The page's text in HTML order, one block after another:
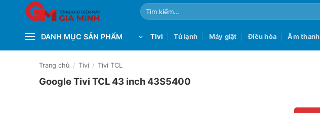
Tìm
kiếm:
DANH MỤC SẢN PHẨM Tivi Tủ lạnh Máy giặt Điều hòa Âm thanh
Trang chủ / Tivi / Tivi TCL
Google Tivi TCL 43 inch 43S5400